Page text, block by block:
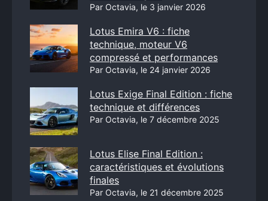
Par Octavia, le 3 janvier 2026
Lotus Emira V6 : fiche
technique, moteur V6
compressé et performances
Par Octavia, le 24 janvier 2026
Lotus Exige Final Edition : fiche
technique et différences
Par Octavia, le 7 décembre 2025
Lotus Elise Final Edition :
caractéristiques et évolutions
finales
Par Octavia, le 21 décembre 2025